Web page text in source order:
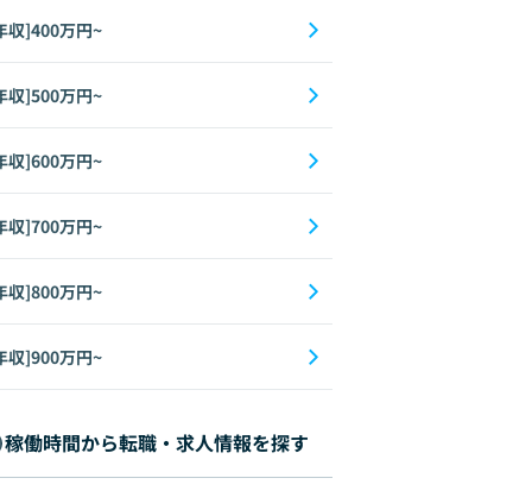
収]400万円~
収]500万円~
収]600万円~
収]700万円~
収]800万円~
収]900万円~
稼働時間から転職・求人情報を探す